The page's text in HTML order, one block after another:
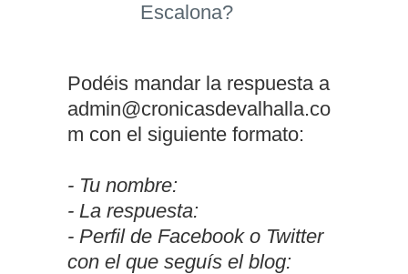
Escalona?
Podéis mandar la respuesta a
admin@cronicasdevalhalla.co
m con el siguiente formato:
- Tu nombre:
- La respuesta:
- Perfil de Facebook o Twitter
con el que seguís el blog: